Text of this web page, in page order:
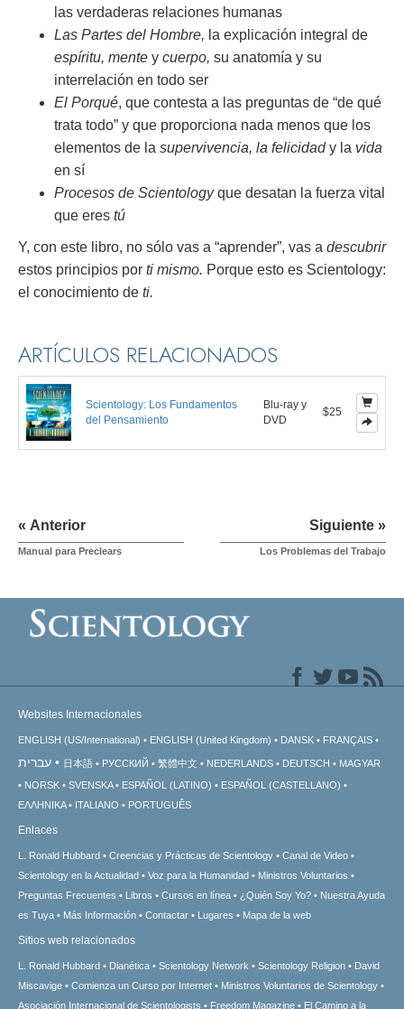
las verdaderas relaciones humanas
Las Partes del Hombre, la explicación integral de
espíritu, mente y cuerpo, su anatomía y su
interrelación en todo ser
El Porqué, que contesta a las preguntas de “de qué
trata todo” y que proporciona nada menos que los
elementos de la supervivencia, la felicidady la vida
en sí
Procesos de Scientologyque desatan la fuerza vital
que eres tú
Y, con este libro, no sólo vas a “aprender”, vas a descubrir
estos principios por ti mismo. Porque esto es Scientology:
el conocimiento de ti.
ARTÍCULOS RELACIONADOS
Scientology: Los Fundamentos
del Pensamiento
Blu-ray y
DVD
$25
« Anterior
Manual para Preclears
Siguiente »
Los Problemas del Trabajo
Websites Internacionales
ENGLISH (US/International) ENGLISH (United Kingdom) DANSK FRANÇAIS
עברית 日本語 РУССКИЙ 繁體中文 NEDERLANDS DEUTSCH
MAGYAR
NORSK
SVENSKA ESPAÑOL (LATINO)
ESPAÑOL (CASTELLANO)
ΕΛΛΗΝΙΚA
ITALIANO PORTUGUÊS
Enlaces
L. Ronald Hubbard Creencias y Prácticas de Scientology
Canal de Video
Scientology en la Actualidad
Voz para la Humanidad
Ministros Voluntarios
Preguntas Frecuentes
Libros Cursos en línea ¿Quién Soy Yo?
Nuestra Ayuda
es Tuya
Más Información Contactar Lugares Mapa de la web
Sitios web relacionados
L. Ronald Hubbard Dianética Scientology Network Scientology Religion
David
Miscavige
Comienza un Curso por Internet
Ministros Voluntarios de Scientology
Asociación Internacional de Scientologists
Freedom Magazine El Camino a la